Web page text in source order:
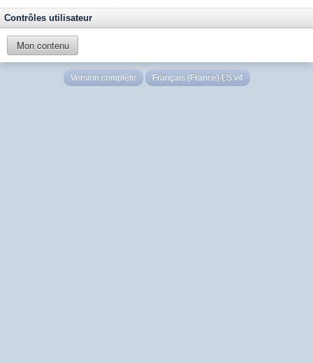
Contrôles utilisateur
Mon contenu
Version complète Français (France) LS v4